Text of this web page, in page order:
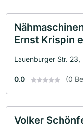
Ernst Krispin
Lauenburger Str.
0.0 (0
Volker